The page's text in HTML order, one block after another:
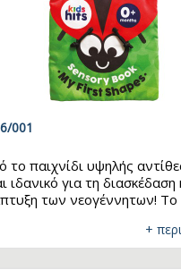
001
το παιχνίδι υψηλής
ιδανικό για τη διασκέδαση
των νεογέννητων! Το
περιλαμβάνει
να πιαστούν, να
+